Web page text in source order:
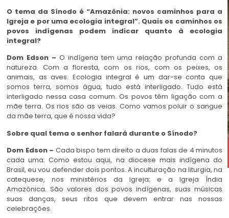
O tema da Sínodo é “Amazônia: novos caminhos para a
Igreja e por uma ecologia integral”. Quais os caminhos os
povos indígenas podem indicar quanto à ecologia
integral?
Dom Edson – O indígena tem uma relação profunda com a
natureza. Com a floresta, com os rios, com os peixes, os
animais, as aves. Ecologia integral é um dar-se conta que
somos terra, somos água, tudo está interligado. Tudo está
interligado nessa casa comum. Os povos têm ligação com a
mãe terra. Os rios são as veias. Como vamos poluir o sangue
da mãe terra, que é nossa vida?
Sobre qual tema o senhor falará durante o Sínodo?
Dom Edson – Cada bispo tem direito a duas falas de 4 minutos
cada uma. Como estou aqui, na diocese mais indígena do
Brasil, eu vou defender dois pontos. A inculturação na liturgia, na
catequese, nos ministérios da Igreja; e a Igreja Índia
Amazônica. São valores dos povos indígenas, suas músicas
suas danças, seus ritos que devem entrar nas nossas
celebrações.